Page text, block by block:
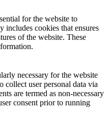
for the website to
cookies that ensures
of the website. These
necessary for the website
collect user personal data via
are termed as non-necessary
consent prior to running